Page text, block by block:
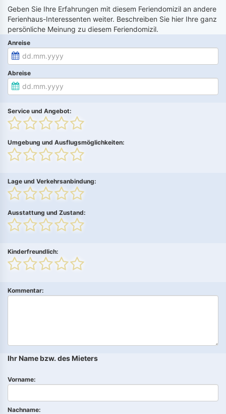
Geben Sie Ihre Erfahrungen mit diesem Feriendomizil an andere
Ferienhaus-Interessenten weiter. Beschreiben Sie hier Ihre ganz
persönliche Meinung zu diesem Feriendomizil.
Anreise
Abreise
Service und Angebot:
Umgebung und Ausflugsmöglichkeiten:
Lage und Verkehrsanbindung:
Ausstattung und Zustand:
Kinderfreundlich:
Kommentar:
Ihr Name bzw. des Mieters
Vorname:
Nachname: